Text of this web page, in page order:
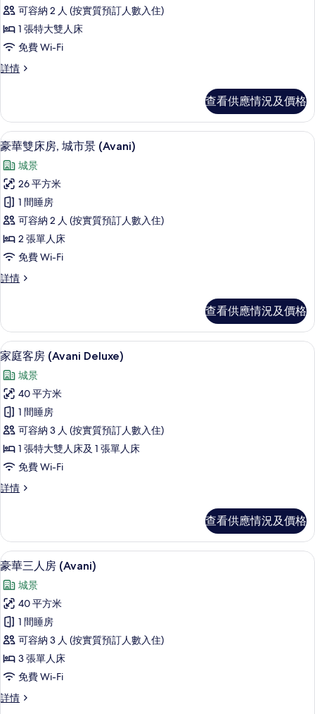
房
(Avani)
的
相
可容納 2 人 (按實質預訂人數入住)
1 張特大雙人床
免費 Wi-Fi
詳情
套
情
查看供應情況及價格
載
入
所
有
豪
華
雙
床
房,
市
景
(Avani)
的
相
片
房內夾萬、書桌、遮光窗簾/窗簾、免
8
豪華雙床房, 城市景 (Avani)
城景
26 平方米
1 間睡房
可容納 2 人 (按實質預訂人數入住)
2 張單人床
免費 Wi-Fi
詳情
豪
房,
城
市
景
(Avani)
詳
情
查看供應情況及價格
載
入
所
有
家
庭
客
房
(Avani
相
片
家庭客房 (Avani Deluxe) | 房內夾萬
6
家庭客房 (Avani Deluxe)
城景
40 平方米
1 間睡房
可容納 3 人 (按實質預訂人數入住)
1 張特大雙人床及 1 張單人床
免費 Wi-Fi
詳情
家
(Avani
Deluxe)
詳
查看供應情況及價格
載
入
所
有
豪
華
三
人
房
豪華三人房 (Avani) | 房內夾萬、書桌
6
豪華三人房 (Avani)
城景
40 平方米
1 間睡房
可容納 3 人 (按實質預訂人數入住)
3 張單人床
免費 Wi-Fi
詳情
豪